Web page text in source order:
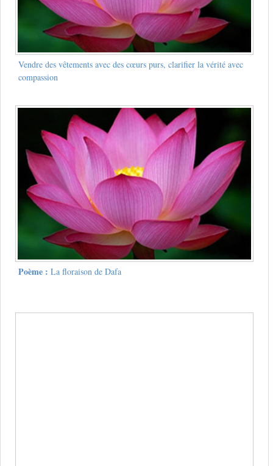
Vendre des vêtements avec des cœurs purs, clarifier la vérité avec
compassion
Poème : La floraison de Dafa